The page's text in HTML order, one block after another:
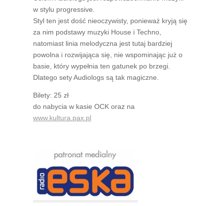
w stylu progressive.
Styl ten jest dość nieoczywisty, ponieważ kryją się
za nim podstawy muzyki House i Techno,
natomiast linia melodyczna jest tutaj bardziej
powolna i rozwijająca się, nie wspominając już o
basie, który wypełnia ten gatunek po brzegi.
Dlatego sety Audiologs są tak magiczne.
Bilety: 25 zł
do nabycia w kasie OCK oraz na
www.kultura.pax.pl